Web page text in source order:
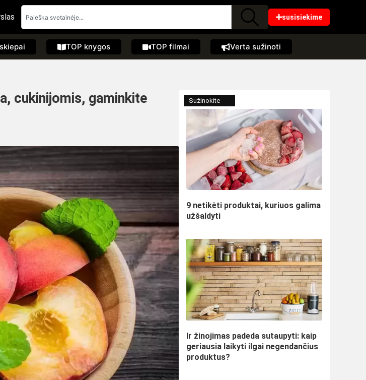
susisiekime
TOP knygos TOP filmai Verta sužinoti
cukinijomis, gaminkite
Sužinokite
9 netikėti produktai, kuriuos galima
užšaldyti
Ir žinojimas padeda sutaupyti: kaip
geriausia laikyti ilgai negendančius
produktus?